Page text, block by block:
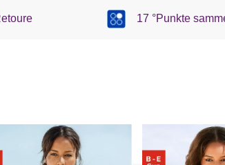
17 °Punkte